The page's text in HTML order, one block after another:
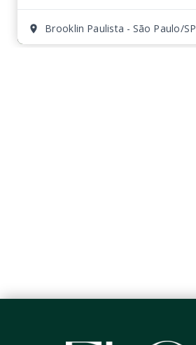
Brooklin Paulista - São Paulo/SP